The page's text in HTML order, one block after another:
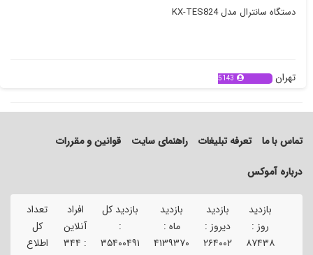
دستگاه سانترال مدل KX-TES824
تهران 5143
تماس با ما تعرفه تبلیغات راهنمای سایت
قوانین و مقررات
درباره آموکس
بازدید
روز :
۸۷۴۳۸
بازدید
دیروز :
۲۶۴۰۰۲
بازدید
ماه :
۴۱۳۹۳۷۰
بازدید کل
:
۳۵۴۰۰۴۹۱
افراد
آنلاین
: ۳۴۴
تعداد
کل
اطلاع